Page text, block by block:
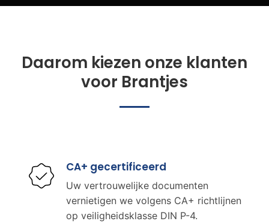
Daarom kiezen onze klanten
voor Brantjes
CA+ gecertificeerd
Uw vertrouwelijke documenten
vernietigen we volgens CA+ richtlijnen
op veiligheidsklasse DIN P-4.